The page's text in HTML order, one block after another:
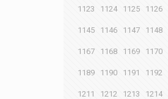
1123 1124 1125 1126
1145 1146 1147 1148
1167 1168 1169 1170
1189 1190 1191 1192
1211 1212 1213 1214